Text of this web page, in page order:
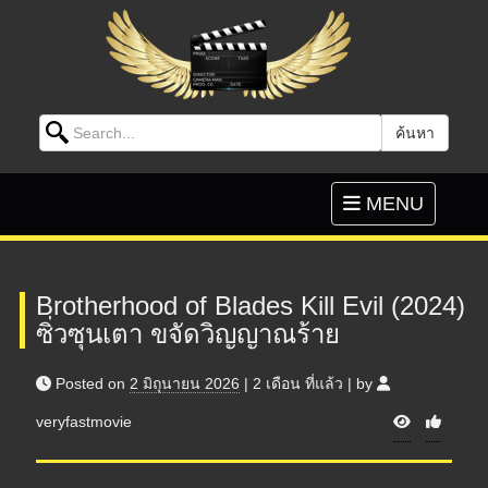
Search for: ค้นหา
Toggle
navigation
MENU
Brotherhood of Blades Kill Evil (2024)
ซิ่วซุนเตา ขจัดวิญญาณร้าย
Posted on 2 มิถุนายน 2026 | 2 เดือน ที่แล้ว | by
veryfastmovie V
i